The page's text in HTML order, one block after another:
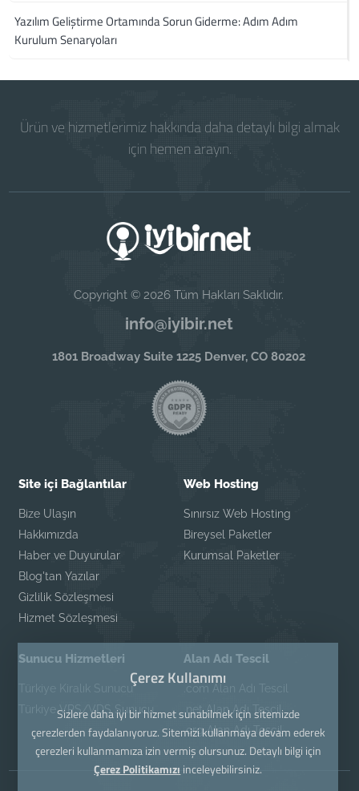
Yazılım Geliştirme Ortamında Sorun Giderme: Adım Adım
Kurulum Senaryoları
Ürün ve hizmetlerimiz hakkında daha detaylı bilgi almak
için hemen arayın.
Copyright © 2026 Tüm Hakları Saklıdır.
info@iyibir.net
1801 Broadway Suite 1225 Denver, CO 80202
Site içi Bağlantılar
Bize Ulaşın
Hakkımızda
Haber ve Duyurular
Blog'tan Yazılar
Gizlilik Sözleşmesi
Hizmet Sözleşmesi
Web Hosting
Sınırsız Web Hosting
Bireysel Paketler
Kurumsal Paketler
Sunucu Hizmetleri
Türkiye Kiralık Sunucu
Türkiye VPS/VDS Sunucu
Alan Adı Tescil
.com Alan Adı Tescil
.net Alan Adı Tescil
.org Alan Adı Tescil
Çerez Kullanımı
Sizlere daha iyi bir hizmet sunabilmek için sitemizde
çerezlerden faydalanıyoruz. Sitemizi kullanmaya devam ederek
çerezleri kullanmamıza izin vermiş olursunuz. Detaylı bilgi için
Çerez Politikamızı inceleyebilirsiniz.